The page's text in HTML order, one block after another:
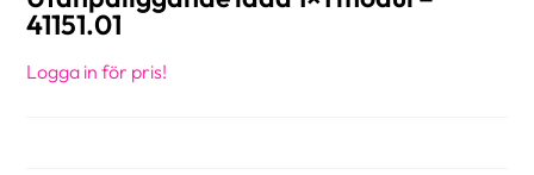
41151.01
Logga in för pris!